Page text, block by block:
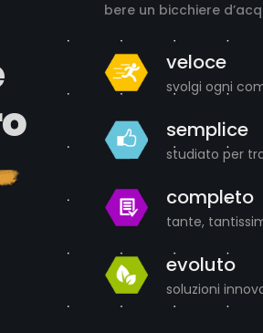
bere un bicchiere
veloce
svolgi ogni
semplice
studiato per
completo
tante,
evoluto
soluzioni